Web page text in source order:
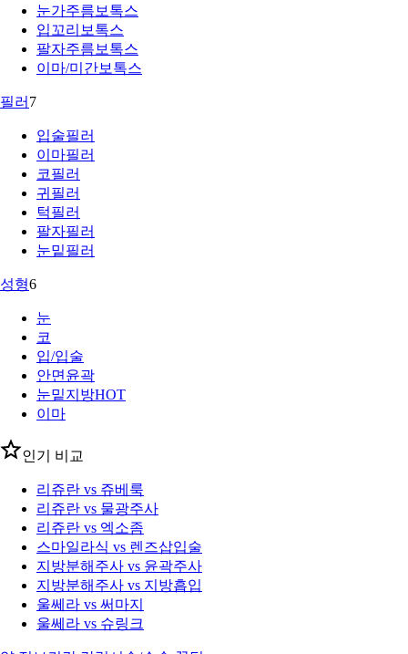
눈가주름보톡스
입꼬리보톡스
팔자주름보톡스
이마/미간보톡스
필러 7
입술필러
이마필러
코필러
귀필러
턱필러
팔자필러
눈밑필러
성형6
눈
코
입/입술
안면윤곽
눈밑지방HOT
이마
인기 비교
리쥬란 vs 쥬베룩
리쥬란 vs 물광주사
리쥬란 vs 엑소좀
스마일라식 vs 렌즈삽입술
지방분해주사 vs 윤곽주사
지방분해주사 vs 지방흡입
울쎄라 vs 써마지
울쎄라 vs 슈링크